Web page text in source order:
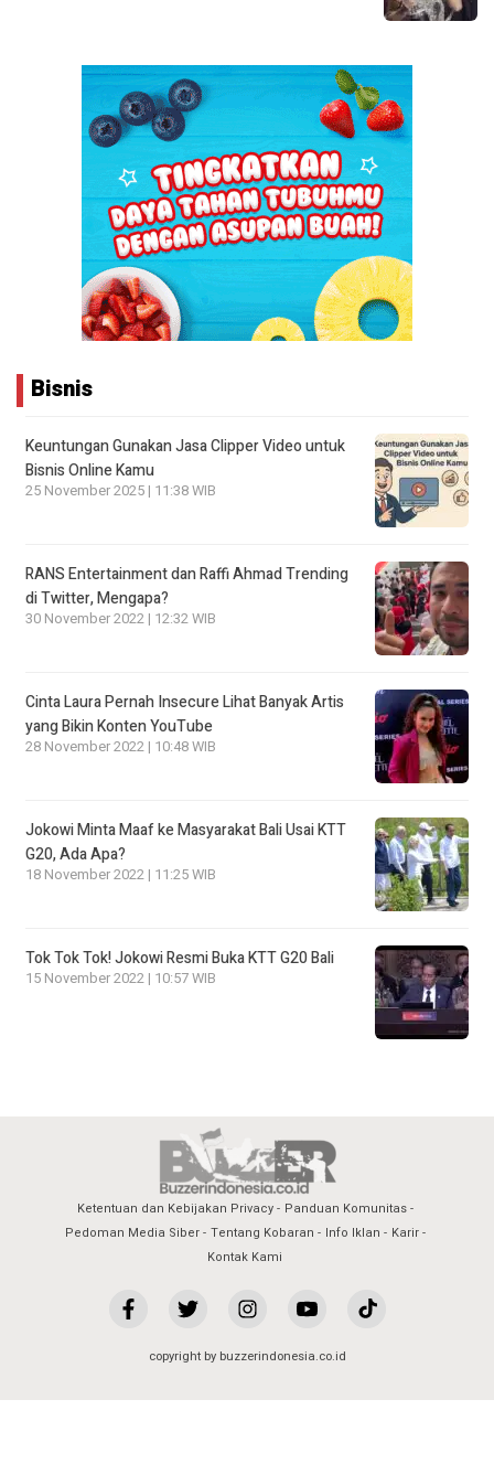
Bisnis
Keuntungan Gunakan Jasa Clipper Video untuk
Bisnis Online Kamu
25 November 2025 | 11:38 WIB
RANS Entertainment dan Raffi Ahmad Trending
di Twitter, Mengapa?
30 November 2022 | 12:32 WIB
Cinta Laura Pernah Insecure Lihat Banyak Artis
yang Bikin Konten YouTube
28 November 2022 | 10:48 WIB
Jokowi Minta Maaf ke Masyarakat Bali Usai KTT
G20, Ada Apa?
18 November 2022 | 11:25 WIB
Tok Tok Tok! Jokowi Resmi Buka KTT G20 Bali
15 November 2022 | 10:57 WIB
Ketentuan dan Kebijakan Privacy
Panduan Komunitas
Pedoman Media Siber
Tentang Kobaran Info Iklan
Karir
Kontak Kami
copyright by buzzerindonesia.co.id